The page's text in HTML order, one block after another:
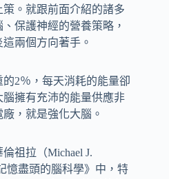
。就跟前面介紹的諸多
保護神經的營養策略，
兩個方向著手。
2％，每天消耗的能量卻
擁有充沛的能量供應非
，就是強化大腦。
祖拉（Michael J.
憶盡頭的腦科學》中，特